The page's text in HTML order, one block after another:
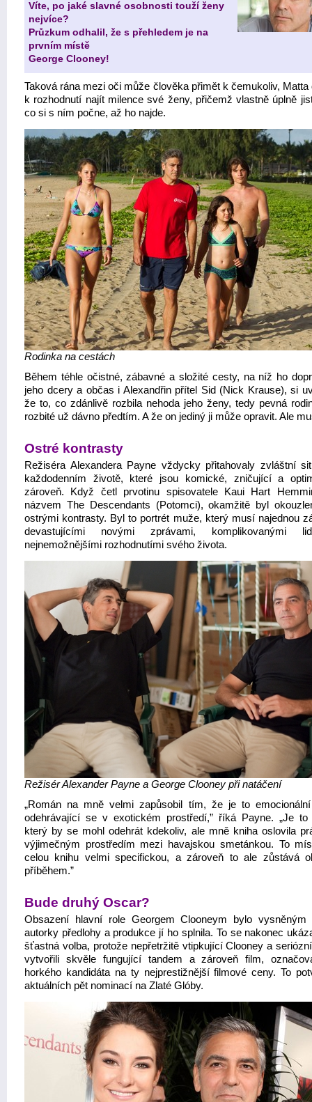
Víte, po jaké slavné osobnosti touží ženy
nejvíce?
Průzkum odhalil, že s přehledem je na
prvním místě
George Clooney!
Taková rána mezi oči může člověka přimět k čemukoliv, Matta
k rozhodnutí najít milence své ženy, přičemž vlastně úplně
co si s ním počne, až ho najde.
Rodinka na cestách
Během téhle očistné, zábavné a složité cesty, na níž ho
jeho dcery a občas i Alexandřin přítel Sid (Nick Krause), si
že to, co zdánlivě rozbila nehoda jeho ženy, tedy pevná
rozbité už dávno předtím. A že on jediný ji může opravit. Ale
Ostré kontrasty
Režiséra Alexandera Payne vždycky přitahovaly zvláštní
každodenním životě, které jsou komické, zničující a
zároveň. Když četl prvotinu spisovatele Kaui Hart
názvem The Descendants (Potomci), okamžitě byl
ostrými kontrasty. Byl to portrét muže, který musí najednou
devastujícími novými zprávami, komplikovanými
nejnemožnějšími rozhodnutími svého života.
Režisér Alexander Payne a George Clooney při natáčení
„Román na mně velmi zapůsobil tím, že je to
odehrávající se v exotickém prostředí,” říká Payne. „Je to
který by se mohl odehrát kdekoliv, ale mně kniha oslovila
výjimečným prostředím mezi havajskou smetánkou. To
celou knihu velmi specifickou, a zároveň to ale zůstává
příběhem.”
Bude druhý Oscar?
Obsazení hlavní role Georgem Clooneym bylo vysněným
autorky předlohy a produkce jí ho splnila. To se nakonec
šťastná volba, protože nepřetržitě vtipkující Clooney a
vytvořili skvěle fungující tandem a zároveň film,
horkého kandidáta na ty nejprestižnější filmové ceny. To
aktuálních pět nominací na Zlaté Glóby.